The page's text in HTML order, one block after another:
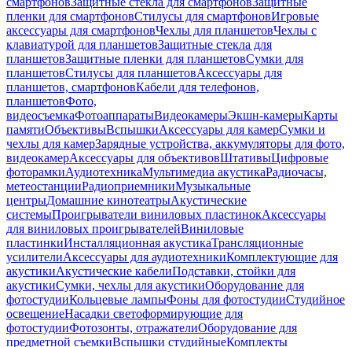
пленки для смартфоновСтилусы для смартфоновИгровые
аксессуары для смартфоновЧехлы для планшетовЧехлы с
клавиатурой для планшетовЗащитные стекла для
планшетовЗащитные пленки для планшетовСумки для
планшетовСтилусы для планшетовАксессуары для
планшетов, смартфоновКабели для телефонов,
планшетовФото,
видеосъемкаФотоаппаратыВидеокамерыЭкшн-камерыКарты
памятиОбъективыВспышкиАксессуары для камерСумки и
чехлы для камерЗарядные устройства, аккумуляторы для фото,
видеокамерАксессуары для объективовШтативыЦифровые
фоторамкиАудиотехникаМультимедиа акустикаРадиочасы,
метеостанцииРадиоприемникиМузыкальные
центрыДомашние кинотеатрыАкустические
системыПроигрыватели виниловых пластинокАксессуары
для виниловых проигрывателейВиниловые
пластинкиИнсталляционная акустикаТрансляционные
усилителиАксессуары для аудиотехникиКомплектующие для
акустикиАкустические кабелиПодставки, стойки для
акустикиСумки, чехлы для акустикиОборудование для
фотостудииКольцевые лампыФоны для фотостудииСтудийное
освещениеНасадки светоформирующие для
фотостудииФотозонты, отражателиОборудование для
предметной съемкиВспышки студийныеКомплекты